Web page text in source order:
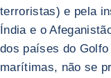
terroristas) e pela
Índia e o
dos países do
marítimas, não se